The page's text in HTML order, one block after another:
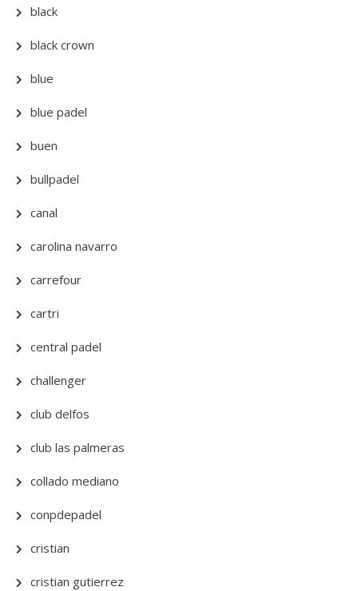
black
black crown
blue
blue padel
buen
bullpadel
canal
carolina navarro
carrefour
cartri
central padel
challenger
club delfos
club las palmeras
collado mediano
conpdepadel
cristian
cristian gutierrez